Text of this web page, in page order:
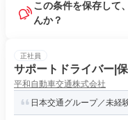
この条件を保存して
んか？
正社員
サポートドライバー|
平和自動車交通株式会社
日本交通グループ／未経